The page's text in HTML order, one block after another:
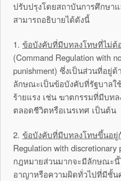
ปรับปรุงโดยสถาบันการศึกษา
สามารถอธิบายได้ดังนี้
1. ข้อบังคับที่มีบทลงโทษที่ไม่ต้
(Command Regulation with
punishment) ซึ่งเป็นส่วนที่อยู่
ลักษณะเป็นข้อบังคับที่รัฐบาล
ร้ายแรง เช่น ฆาตกรรมที่มีบท
ตลอดชีวิตหรือเนรเทศ เป็นต้น
2. ข้อบังคับที่มีบทลงโทษขึ้นอ
Regulation with discretionary
กฎหมายส่วนมากจะมีลักษณะนี้
อาญาหรือความผิดทั่วไปที่มีชั้